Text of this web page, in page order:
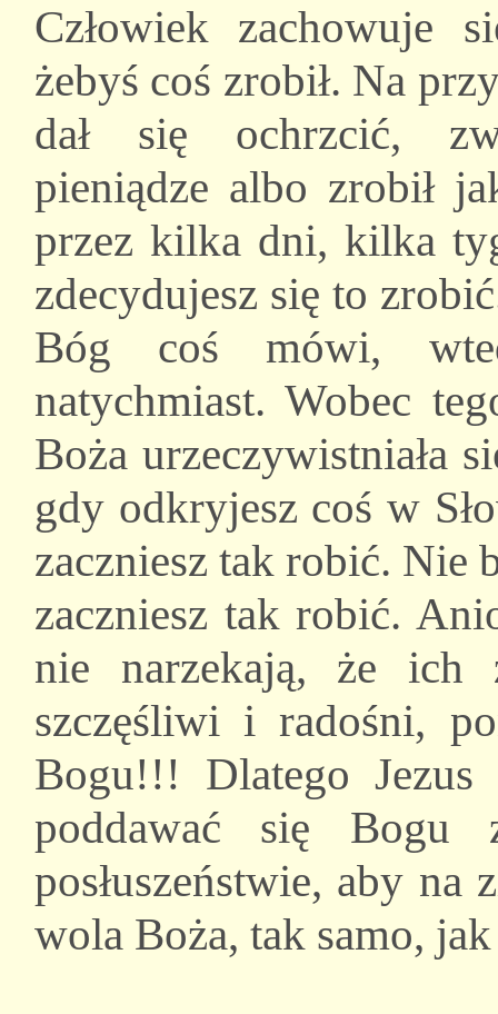
Człowiek zachowuje
żebyś coś zrobił. Na
dał się ochrzcić,
pieniądze albo zrobił
przez kilka dni, kilka
zdecydujesz się to
Bóg coś mówi,
natychmiast. Wobec
Boża urzeczywistniała
gdy odkryjesz coś w
zaczniesz tak robić. Nie
zaczniesz tak robić.
nie narzekają, że ich
szczęśliwi i radośni,
Bogu!!! Dlatego
poddawać się
posłuszeństwie, aby na
wola Boża, tak samo,